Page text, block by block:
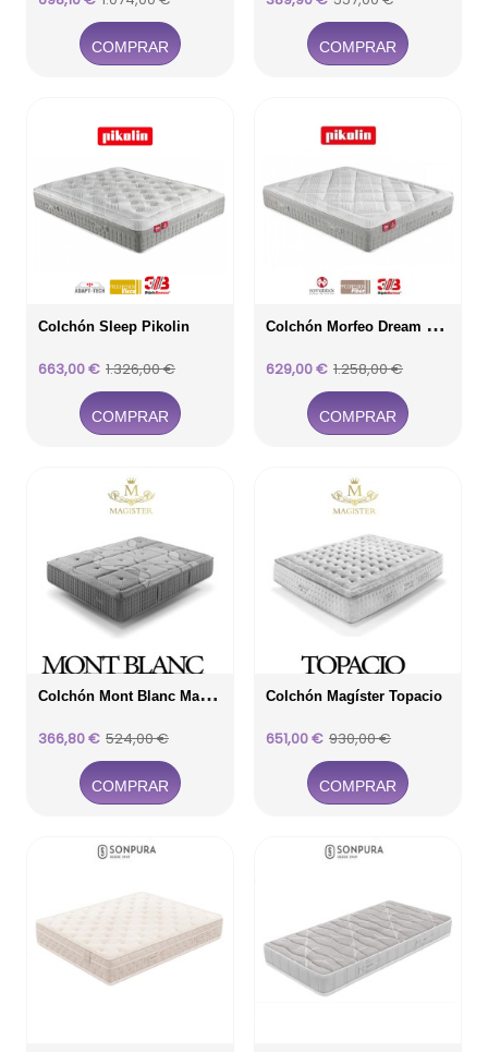
base
COMPRAR
base
COMPRAR
Colchón Sleep Pikolin
Precio
663,00 €Precio
base
1.326,00 €
COMPRAR
C
Olchón Morfeo Dream Pikolin
Precio
629,00 €Precio
base
1.258,00 €
COMPRAR
C
Olchón Mont Blanc Magíster
Precio
366,80 €Precio
base
524,00 €
COMPRAR
Colchón Magíster Topacio
Precio
651,00 €Precio
base
930,00 €
COMPRAR